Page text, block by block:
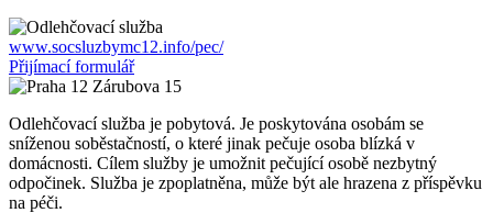
www.socsluzbymc12.info/pec/
Přijímací formulář
Odlehčovací služba je pobytová. Je poskytována osobám se
sníženou soběstačností, o které jinak pečuje osoba blízká v
domácnosti. Cílem služby je umožnit pečující osobě nezbytný
odpočinek. Služba je zpoplatněna, může být ale hrazena z příspěvku
na péči.